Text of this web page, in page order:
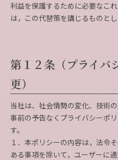
利益を保護するために必要なこ
は，この代替策を講じるものとし
第１２条（プライバ
更）
当社は、社会情勢の変化、技術
事前の予告なくプライバシーポ
す。
１．本ポリシーの内容は，法令
ある事項を除いて，ユーザーに